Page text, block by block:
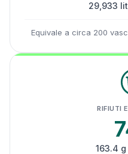
29,933
Equivale a circa 200
RIFIUTI
163.4